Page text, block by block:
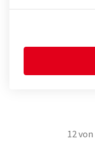
12von